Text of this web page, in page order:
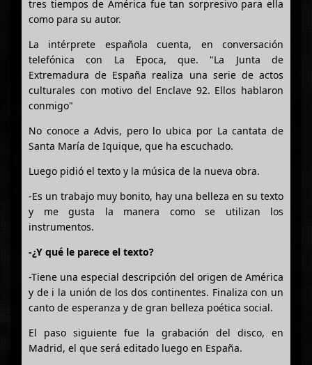
tres tiempos de América fue tan sorpresivo para ella
como para su autor.
La intérprete española cuenta, en conversación
telefónica con La Epoca, que. "La Junta de
Extremadura de España realiza una serie de actos
culturales con motivo del Enclave 92. Ellos hablaron
conmigo"
No conoce a Advis, pero lo ubica por La cantata de
Santa María de Iquique, que ha escuchado.
Luego pidió el texto y la música de la nueva obra.
-Es un trabajo muy bonito, hay una belleza en su texto
y me gusta la manera como se utilizan los
instrumentos.
-¿Y qué le parece el texto?
-Tiene una especial descripción del origen de América
y de i la unión de los dos continentes. Finaliza con un
canto de esperanza y de gran belleza poética social.
El paso siguiente fue la grabación del disco, en
Madrid, el que será editado luego en España.